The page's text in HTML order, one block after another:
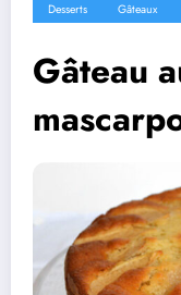
Desserts Gâteaux
Gâteau